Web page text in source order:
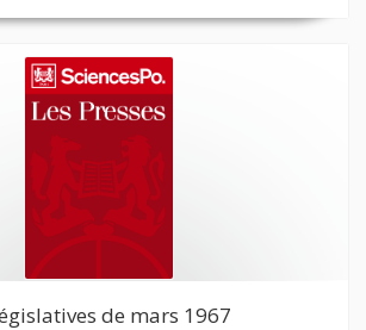
de mars 1967